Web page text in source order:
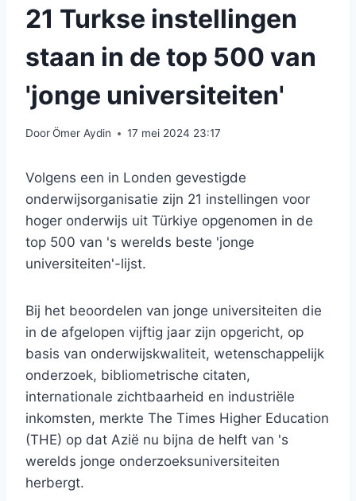
21 Turkse instellingen
staan ​​in de top 500 van
'jonge universiteiten'
DoorÖmer Aydin 17 mei 2024 23:17
Volgens een in Londen gevestigde
onderwijsorganisatie zijn 21 instellingen voor
hoger onderwijs uit Türkiye opgenomen in de
top 500 van 's werelds beste 'jonge
universiteiten'-lijst.
Bij het beoordelen van jonge universiteiten die
in de afgelopen vijftig jaar zijn opgericht, op
basis van onderwijskwaliteit, wetenschappelijk
onderzoek, bibliometrische citaten,
internationale zichtbaarheid en industriële
inkomsten, merkte The Times Higher Education
(THE) op dat Azië nu bijna de helft van 's
werelds jonge onderzoeksuniversiteiten
herbergt.